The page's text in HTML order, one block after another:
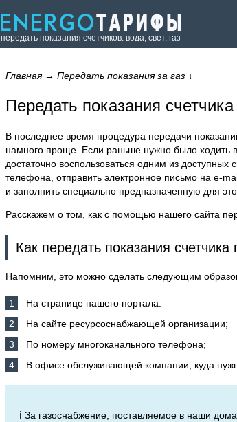
передать показания счетчиков: вода, свет, газ
Главная→ Передать показания за газ ↓
Передать показания счетчика
В последнее время процедура передачи
намного проще. Если раньше нужно было ходить
достаточно воспользоваться одним из
телефона, отправить электронное письмо на e-
и заполнить специально предназначенную для
Расскажем о том, как с помощью нашего сайта
Как передать показания счетчика
Напомним, это можно сделать следующим
На странице нашего портала.
На сайте ресурсоснабжающей организации;
По номеру многоканального телефона;
В офисе обслуживающей компании, куда
ℹ️ За газоснабжение, поставляемое в наши